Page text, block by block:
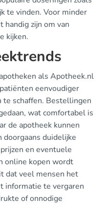
te vinden. Voor minder
handig zijn om van
kijken.
als Apotheek.nl
eenvoudiger
te schaffen. Bestellingen
wat comfortabel is
de apotheek kunnen
doorgaans duidelijke
en eventuele
online kopen wordt
dat veel mensen het
informatie te vergaren
of onnodige